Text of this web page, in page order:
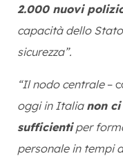
2.000 nuovi
capacità dello
sicurezza”.
“Il nodo centrale–
oggi in Italia non
sufficientiper
personale in tempi